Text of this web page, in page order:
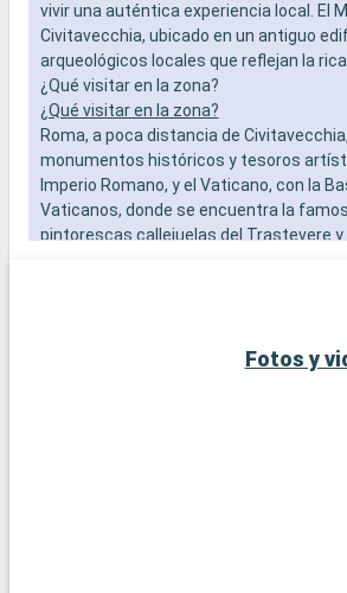
vivir una auténtica experiencia local. El
Civitavecchia, ubicado en un antiguo
arqueológicos locales que reflejan la
¿Qué visitar en la zona?
¿Qué visitar en la zona?
Roma, a poca distancia de
monumentos históricos y tesoros
Imperio Romano, y el Vaticano, con la
Vaticanos, donde se encuentra la
pintorescas callejuelas del Trastevere y
del diseño de los jardines italianos.
Fotos y